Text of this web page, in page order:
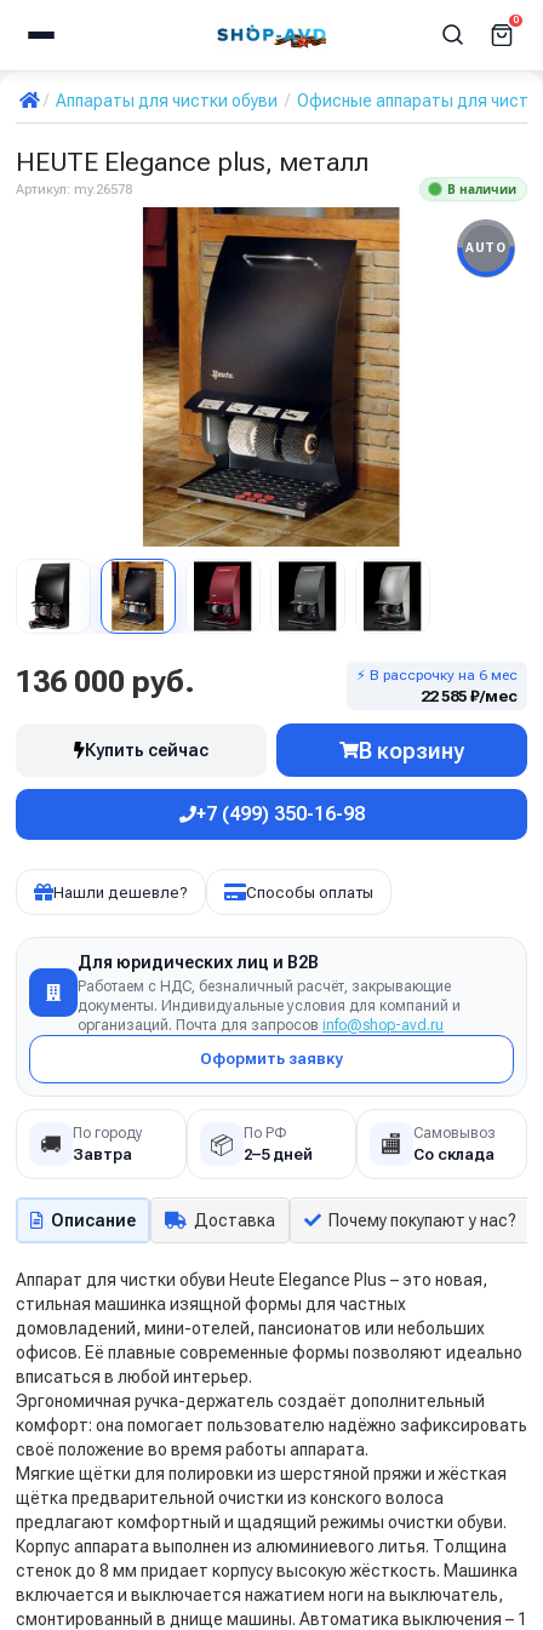
0
Аппараты для чистки обуви Офисные аппараты для
HEUTE Elegance plus, металл
Артикул: my.26578 В наличии
AUTO
136 000 руб. ⚡ В рассрочку на 6 мес
22 585 ₽/мес
Купить сейчас В корзину
+7 (499) 350-16-98
Нашли дешевле? Способы оплаты
Для юридических лиц и B2B
Работаем с НДС, безналичный расчёт, закрывающие
документы. Индивидуальные условия для компаний и
организаций. Почта для запросов info@shop-avd.ru
Оформить заявку
🚚 По городу
Завтра 📦 По РФ
2–5 дней 🏬 Самовывоз
Со склада
Описание Доставка Почему покупают у нас?
Аппарат для чистки обуви Heute Elegance Plus – это новая,
стильная машинка изящной формы для частных
домовладений, мини-отелей, пансионатов или небольших
офисов. Её плавные современные формы позволяют идеально
вписаться в любой интерьер.
Эргономичная ручка-держатель создаёт дополнительный
комфорт: она помогает пользователю надёжно зафиксировать
своё положение во время работы аппарата.
Мягкие щётки для полировки из шерстяной пряжи и жёсткая
щётка предварительной очистки из конского волоса
предлагают комфортный и щадящий режимы очистки обуви.
Корпус аппарата выполнен из алюминиевого литья. Толщина
стенок до 8 мм придает корпусу высокую жёсткость. Машинка
включается и выключается нажатием ноги на выключатель,
смонтированный в днище машины. Автоматика выключения – 1